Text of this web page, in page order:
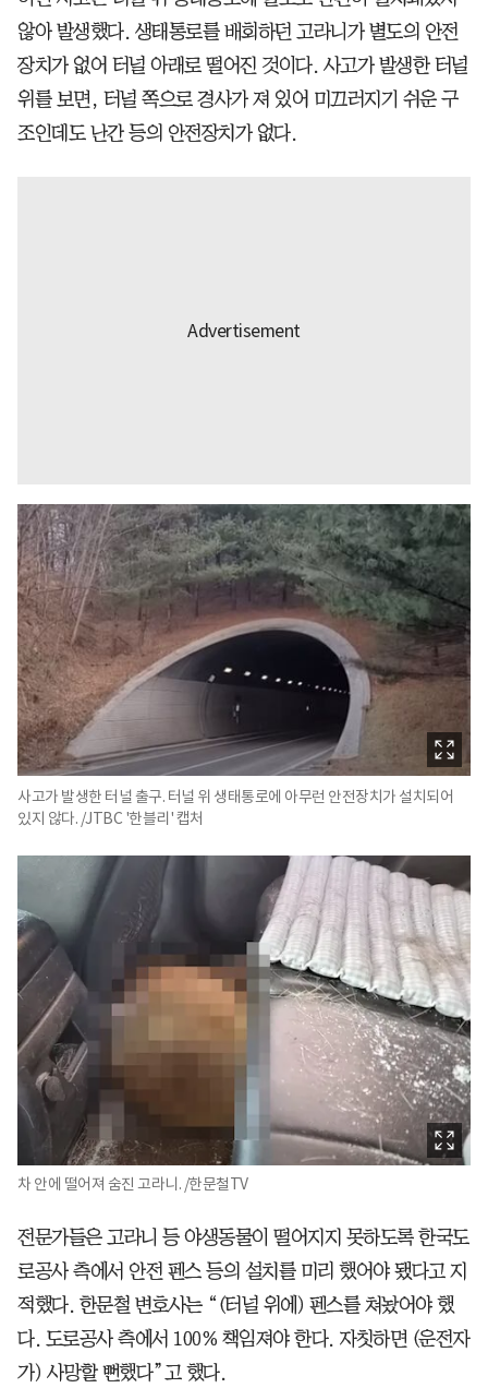
않아 발생했다. 생태통로를 배회하던 고라니가 별도의 안전
장치가 없어 터널 아래로 떨어진 것이다. 사고가 발생한 터널
위를 보면, 터널 쪽으로 경사가 져 있어 미끄러지기 쉬운 구
조인데도 난간 등의 안전장치가 없다.
사고가 발생한 터널 출구. 터널 위 생태통로에 아무런 안전장치가 설치되어
있지 않다. /JTBC '한블리' 캡처
차 안에 떨어져 숨진 고라니. /한문철TV
전문가들은 고라니 등 야생동물이 떨어지지 못하도록 한국도
로공사 측에서 안전 펜스 등의 설치를 미리 했어야 됐다고 지
적했다. 한문철 변호사는 “(터널 위에) 펜스를 쳐놨어야 했
다. 도로공사 측에서 100% 책임져야 한다. 자칫하면 (운전자
가) 사망할 뻔했다”고 했다.